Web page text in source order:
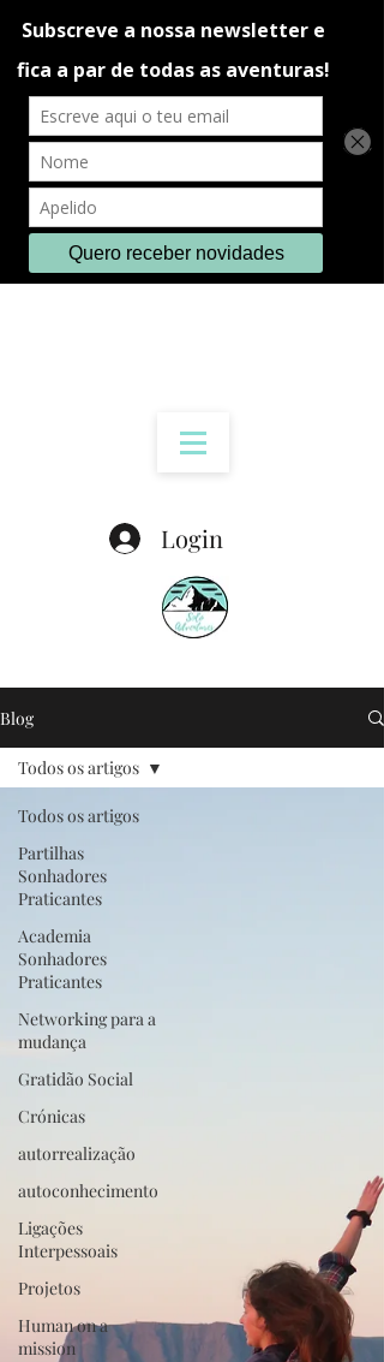
Login
Blog
Todos os artigos
Partilhas
Sonhadores
Praticantes
Academia
Sonhadores
Praticantes
Networking para a
mudança
Gratidão Social
Crónicas
autorrealização
autoconhecimento
Ligações
Interpessoais
Projetos
Human on a
mission
Todos os artigos